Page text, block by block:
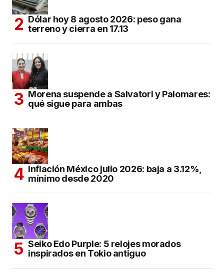
Dólar hoy 8 agosto 2026: peso gana
terreno y cierra en 17.13
Morena suspende a Salvatori y Palomares:
qué sigue para ambas
Inflación México julio 2026: baja a 3.12%,
mínimo desde 2020
Seiko Edo Purple: 5 relojes morados
inspirados en Tokio antiguo